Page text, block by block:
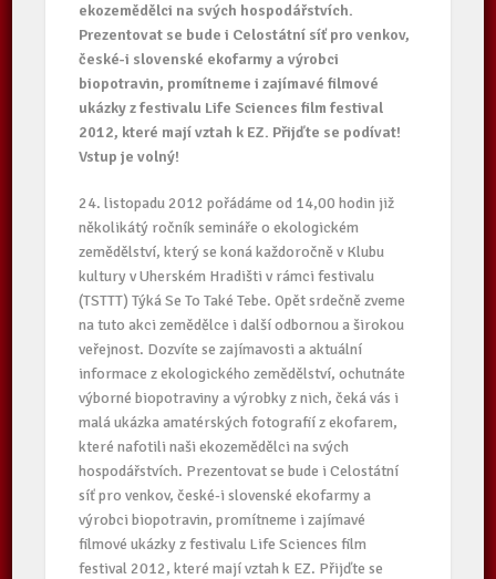
ekozemědělci na svých hospodářstvích.
Prezentovat se bude i Celostátní síť pro venkov,
české-i slovenské ekofarmy a výrobci
biopotravin, promítneme i zajímavé filmové
ukázky z festivalu Life Sciences film festival
2012, které mají vztah k EZ. Přijďte se podívat!
Vstup je volný!
24. listopadu 2012 pořádáme od 14,00 hodin již
několikátý ročník semináře o ekologickém
zemědělství, který se koná každoročně v Klubu
kultury v Uherském Hradišti v rámci festivalu
(TSTTT) Týká Se To Také Tebe. Opět srdečně zveme
na tuto akci zemědělce i další odbornou a širokou
veřejnost. Dozvíte se zajímavosti a aktuální
informace z ekologického zemědělství, ochutnáte
výborné biopotraviny a výrobky z nich, čeká vás i
malá ukázka amatérských fotografií z ekofarem,
které nafotili naši ekozemědělci na svých
hospodářstvích. Prezentovat se bude i Celostátní
síť pro venkov, české-i slovenské ekofarmy a
výrobci biopotravin, promítneme i zajímavé
filmové ukázky z festivalu Life Sciences film
festival 2012, které mají vztah k EZ. Přijďte se